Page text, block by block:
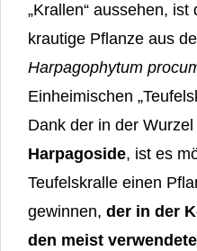
„Krallen“ aussehen,
krautige Pflanze aus
Harpagophytum
Einheimischen
Dank der in der
Harpagoside, ist es
Teufelskralle einen
gewinnen, der in der
den meist